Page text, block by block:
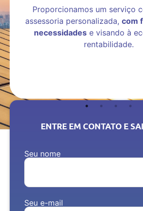
Proporcionamos um serviço
assessoria personalizada, com
necessidades e visando à
rentabilidade.
ENTRE EM CONTATO E
Seu nome
Seu e-mail